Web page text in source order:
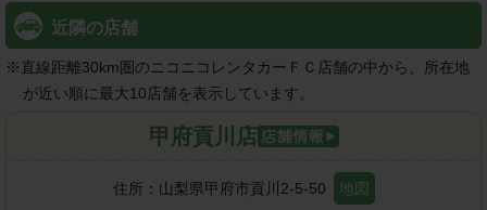
近隣の店舗
※直線距離30km圏のニコニコレンタカーＦＣ店舗の中から、所在地
が近い順に最大10店舗を表示しています。
甲府貢川店
住所： 山梨県甲府市貢川2-5-50 地図